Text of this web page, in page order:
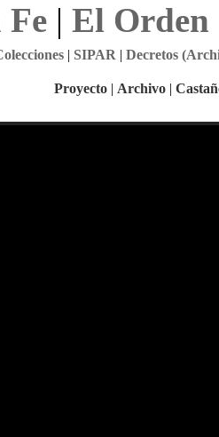
Fe| El Orden
| SIPAR | Decretos
Proyecto | Archivo |